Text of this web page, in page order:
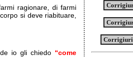
ragionare, di farmi
si deve riabituare,
io gli chiedo “come